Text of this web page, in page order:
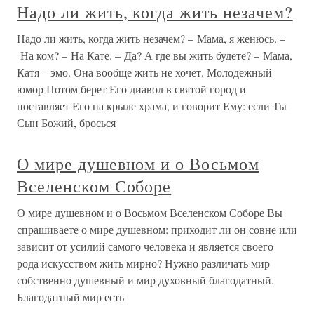
Надо ли жить, когда жить незачем?
Надо ли жить, когда жить незачем? – Мама, я женюсь. –
На ком? – На Кате. – Да? А где вы жить будете? – Мама,
Катя – эмо. Она вообще жить не хочет. Молодежный
юмор Потом берет Его диавол в святой город и
поставляет Его на крыле храма, и говорит Ему: если Ты
Сын Божий, бросься
О мире душевном и о Восьмом
Вселенском Соборе
О мире душевном и о Восьмом Вселенском Соборе Вы
спрашиваете о мире душевном: приходит ли он совне или
зависит от усилий самого человека и является своего
рода искусством жить мирно? Нужно различать мир
собственно душевный и мир духовный благодатный.
Благодатный мир есть